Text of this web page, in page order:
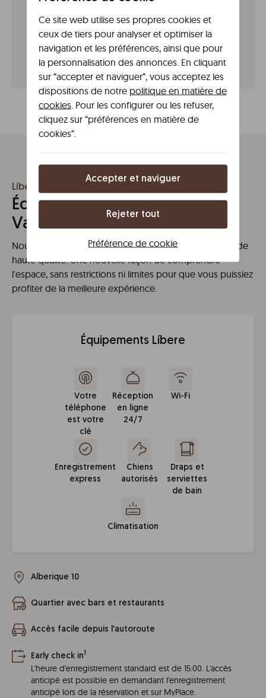
33 33.
En tram
Ligne 3, arrêt Ángel Guimerà.
Líbere Valencia Abastos
Équipements chez Líbere
Valencia Abastos
Nous avons ce dont vous avez besoin pour un séjour de
haute qualité. Une nouvelle façon de comprendre
l'espace, sans restrictions ni limites pour que vous puissiez
profiter de la meilleure expérience.
Équipements Líbere
Votre
téléphone
est votre
clé
Réception
en ligne
24/7
Wi-Fi
Enregistrement
express
Chiens
autorisés
Draps et
serviettes
de bain
Climatisation
Alberique 10
Quartier avec bars et restaurants
Accès facile depuis l'autoroute
Early check in1
L'heure d'enregistrement standard est de 15:00. L'accès
anticipé est possible en demandant l'enregistrement
anticipé lors de la réservation et sur MyPlace.
Ce site web utilise ses propres cookies et
ceux de tiers pour analyser et optimiser la
navigation et les préférences, ainsi que pour
la personnalisation des annonces. En cliquant
sur “accepter et naviguer“, vous acceptez les
dispositions de notre politique en matière de
cookies. Pour les configurer ou les refuser,
cliquez sur “préférences en matière de
cookies“.
Accepter et naviguer
Rejeter tout
Préférence de cookie